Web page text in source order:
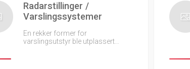
Radarstillinger /
Varslingssystemer
En rekker former for
varslingsutstyr ble utplassert…